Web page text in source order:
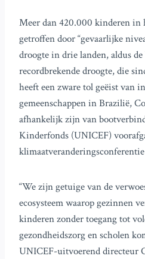
Meer dan 420.000 kinderen in
getroffen door “gevaarlijke
droogte in drie landen, aldus
recordbrekende droogte, die
heeft een zware tol geëist van
gemeenschappen in Brazilië,
afhankelijk zijn van
Kinderfonds (UNICEF)
“We zijn getuige van de
ecosysteem waarop gezinnen
kinderen zonder toegang tot
gezondheidszorg en scholen
UNICEF-uitvoerend directeur